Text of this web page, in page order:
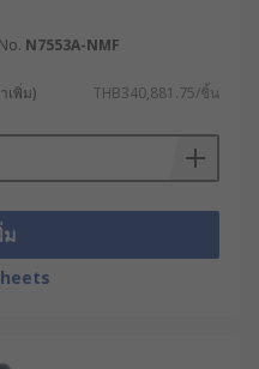
N7553A-NMF
เพิ่ม) THB340,881.75/ชิ้น
ม